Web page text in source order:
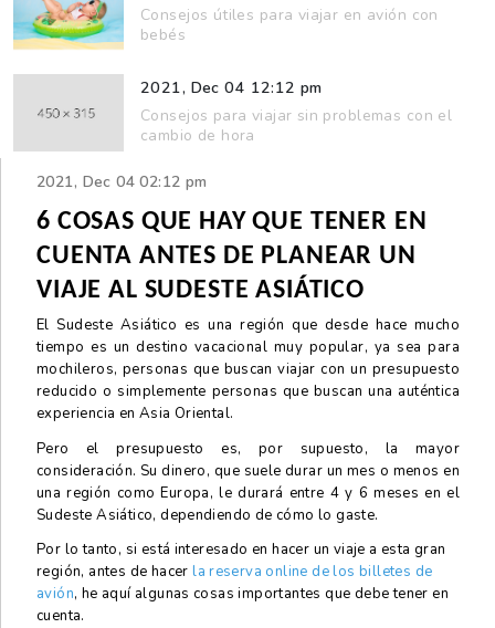
Consejos útiles para viajar en avión con
bebés
2021, Dec 04 12:12 pm
Consejos para viajar sin problemas con el
cambio de hora
2021, Dec 04 02:12 pm
6 COSAS QUE HAY QUE TENER EN
CUENTA ANTES DE PLANEAR UN
VIAJE AL SUDESTE ASIÁTICO
El Sudeste Asiático es una región que desde hace mucho
tiempo es un destino vacacional muy popular, ya sea para
mochileros, personas que buscan viajar con un presupuesto
reducido o simplemente personas que buscan una auténtica
experiencia en Asia Oriental.
Pero el presupuesto es, por supuesto, la mayor
consideración. Su dinero, que suele durar un mes o menos en
una región como Europa, le durará entre 4 y 6 meses en el
Sudeste Asiático, dependiendo de cómo lo gaste.
Por lo tanto, si está interesado en hacer un viaje a esta gran
región, antes de hacerla reserva online de los billetes de
avión, he aquí algunas cosas importantes que debe tener en
cuenta.